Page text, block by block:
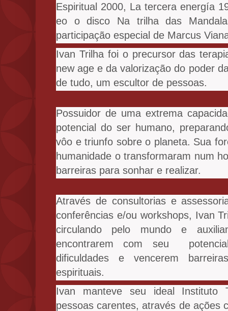
Espiritual 2000, La tercera energía
eo o disco Na trilha das
participação especial de Marcus
Ivan Trilhafoi o precursor das
new age e da valorização do poder
de tudo, um escultor de pessoas.
Possuidor de uma extrema
potencial do ser humano,
vôo e triunfo sobre o planeta. Sua
humanidade o transformaram num
barreiras para sonhar e realizar.
Através de consultorias e
conferências e/ou workshops, Ivan
circulando pelo mundo e
encontrarem com seu
dificuldades e vencerem
espirituais.
Ivan manteve seu ideal Instituto
pessoas carentes, através de ações